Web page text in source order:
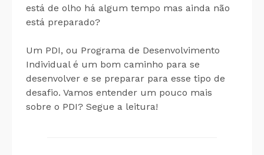
está de olho há algum tempo mas ainda não
está preparado?
Um PDI, ou Programa de Desenvolvimento
Individual é um bom caminho para se
desenvolver e se preparar para esse tipo de
desafio. Vamos entender um pouco mais
sobre o PDI? Segue a leitura!